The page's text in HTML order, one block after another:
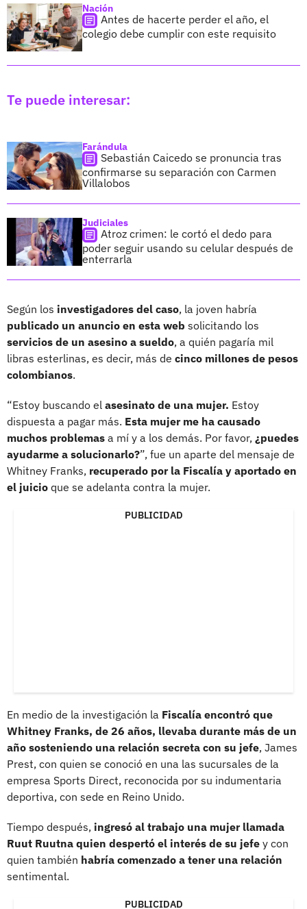
Nación
Antes de hacerte perder el año, el
colegio debe cumplir con este requisito
Te puede interesar:
Farándula
Sebastián Caicedo se pronuncia tras
confirmarse su separación con Carmen
Villalobos
Judiciales
Atroz crimen: le cortó el dedo para
poder seguir usando su celular después de
enterrarla
Según los investigadores del caso, la joven habría
publicado un anuncio en esta web solicitando los
servicios de un asesino a sueldo, a quién pagaría mil
libras esterlinas, es decir, más de cinco millones de pesos
colombianos.
“Estoy buscando el asesinato de una mujer. Estoy
dispuesta a pagar más. Esta mujer me ha causado
muchos problemas a mí y a los demás. Por favor, ¿puedes
ayudarme a solucionarlo?”, fue un aparte del mensaje de
Whitney Franks, recuperado por la Fiscalía y aportado en
el juicio que se adelanta contra la mujer.
PUBLICIDAD
En medio de la investigación la Fiscalía encontró que
Whitney Franks, de 26 años, llevaba durante más de un
año sosteniendo una relación secreta con su jefe, James
Prest, con quien se conoció en una las sucursales de la
empresa Sports Direct, reconocida por su indumentaria
deportiva, con sede en Reino Unido.
Tiempo después, ingresó al trabajo una mujer llamada
Ruut Ruutna quien despertó el interés de su jefe y con
quien también habría comenzado a tener una relación
sentimental.
PUBLICIDAD